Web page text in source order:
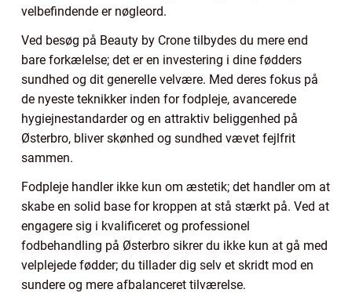
velbefindende er nøgleord.
Ved besøg på Beauty by Crone tilbydes du mere end
bare forkælelse; det er en investering i dine fødders
sundhed og dit generelle velvære. Med deres fokus på
de nyeste teknikker inden for fodpleje, avancerede
hygiejnestandarder og en attraktiv beliggenhed på
Østerbro, bliver skønhed og sundhed vævet fejlfrit
sammen.
Fodpleje handler ikke kun om æstetik; det handler om at
skabe en solid base for kroppen at stå stærkt på. Ved at
engagere sig i kvalificeret og professionel
fodbehandling på Østerbro sikrer du ikke kun at gå med
velplejede fødder; du tillader dig selv et skridt mod en
sundere og mere afbalanceret tilværelse.